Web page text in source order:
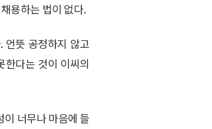
용하는 법이 없다.
언뜻 공정하지 않고
다는 것이 이씨의
이 너무나 마음에 들